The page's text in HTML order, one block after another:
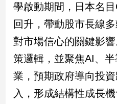
灣
觀
南
台
灣
觀
點
學啟動期間，日本名
回升，帶動股市長線
對市場信心的關鍵影
策邏輯，並聚焦AI、
業，預期政府導向投
入，形成結構性成長